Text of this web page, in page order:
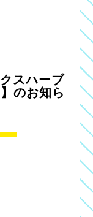
スハーブ
のお知ら